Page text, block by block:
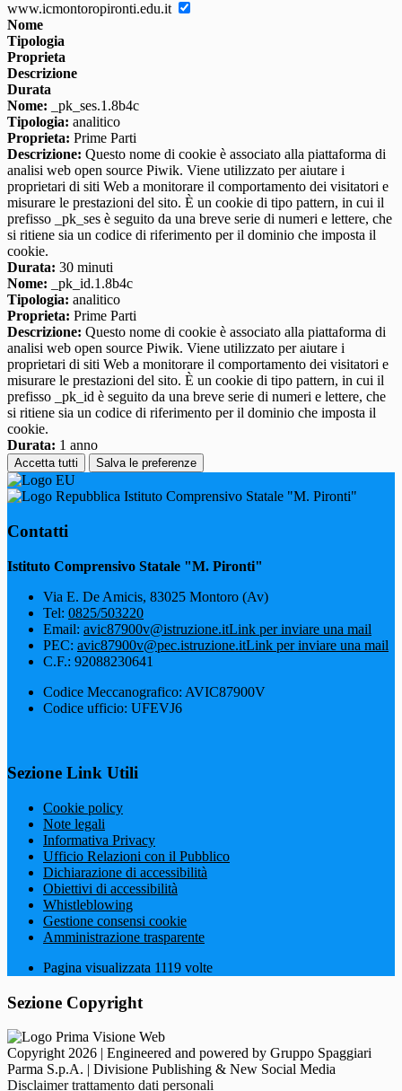
www.icmontoropironti.edu.it
Nome
Tipologia
Proprieta
Descrizione
Durata
Nome: _pk_ses.1.8b4c
Tipologia: analitico
Proprieta: Prime Parti
Descrizione: Questo nome di cookie è associato alla piattaforma di
analisi web open source Piwik. Viene utilizzato per aiutare i
proprietari di siti Web a monitorare il comportamento dei visitatori e
misurare le prestazioni del sito. È un cookie di tipo pattern, in cui il
prefisso _pk_ses è seguito da una breve serie di numeri e lettere, che
si ritiene sia un codice di riferimento per il dominio che imposta il
cookie.
Durata: 30 minuti
Nome: _pk_id.1.8b4c
Tipologia: analitico
Proprieta: Prime Parti
Descrizione: Questo nome di cookie è associato alla piattaforma di
analisi web open source Piwik. Viene utilizzato per aiutare i
proprietari di siti Web a monitorare il comportamento dei visitatori e
misurare le prestazioni del sito. È un cookie di tipo pattern, in cui il
prefisso _pk_id è seguito da una breve serie di numeri e lettere, che
si ritiene sia un codice di riferimento per il dominio che imposta il
cookie.
Durata: 1 anno
Accetta tutti Salva le preferenze
Istituto Comprensivo Statale "M. Pironti"
Contatti
Istituto Comprensivo Statale "M. Pironti"
Via E. De Amicis, 83025 Montoro (Av)
Tel: 0825/503220
Email: avic87900v@istruzione.itLink per inviare una mail
PEC: avic87900v@pec.istruzione.itLink per inviare una mail
C.F.: 92088230641
Codice Meccanografico: AVIC87900V
Codice ufficio: UFEVJ6
Sezione Link Utili
Cookie policy
Note legali
Informativa Privacy
Ufficio Relazioni con il Pubblico
Dichiarazione di accessibilità
Obiettivi di accessibilità
Whistleblowing
Gestione consensi cookie
Amministrazione trasparente
Pagina visualizzata 1119 volte
Sezione Copyright
Copyright 2026 | Engineered and powered by Gruppo Spaggiari
Parma S.p.A. | Divisione Publishing & New Social Media
Disclaimer trattamento dati personali